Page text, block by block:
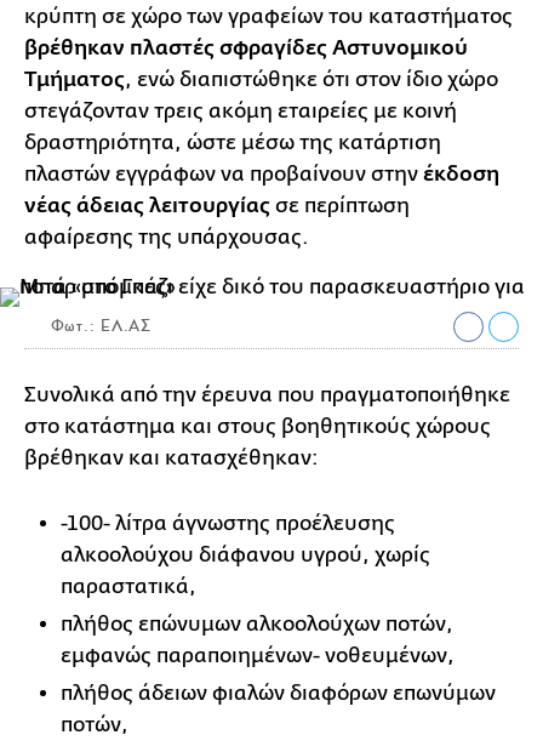
κρύπτη σε χώρο των γραφείων του καταστήματος
βρέθηκαν πλαστές σφραγίδες Αστυνομικού
Τμήματος, ενώ διαπιστώθηκε ότι στον ίδιο χώρο
στεγάζονταν τρεις ακόμη εταιρείες με κοινή
δραστηριότητα, ώστε μέσω της κατάρτιση
πλαστών εγγράφων να προβαίνουν στην έκδοση
νέας άδειας λειτουργίας σε περίπτωση
αφαίρεσης της υπάρχουσας.
Φωτ.: ΕΛ.ΑΣ
Συνολικά από την έρευνα που πραγματοποιήθηκε
στο κατάστημα και στους βοηθητικούς χώρους
βρέθηκαν και κατασχέθηκαν:
-100- λίτρα άγνωστης προέλευσης
αλκοολούχου διάφανου υγρού, χωρίς
παραστατικά,
πλήθος επώνυμων αλκοολούχων ποτών,
εμφανώς παραποιημένων- νοθευμένων,
πλήθος άδειων φιαλών διαφόρων επωνύμων
ποτών,